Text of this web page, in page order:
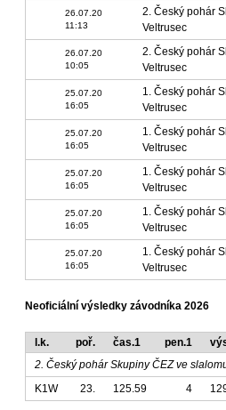
26.07.20
11:13
2. Český pohár
Veltrusec
26.07.20
10:05
2. Český pohár
Veltrusec
25.07.20
16:05
1. Český pohár
Veltrusec
25.07.20
16:05
1. Český pohár
Veltrusec
25.07.20
16:05
1. Český pohár
Veltrusec
25.07.20
16:05
1. Český pohár
Veltrusec
25.07.20
16:05
1. Český pohár
Veltrusec
Neoficiální výsledky závodníka 2026
l.k. poř. čas.1 pen.1
2. Český pohár Skupiny ČEZ ve
K1W
23. 125.59 4